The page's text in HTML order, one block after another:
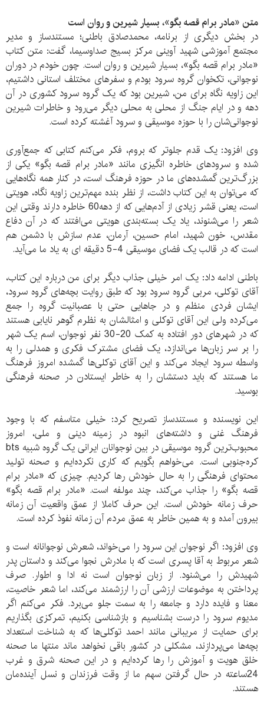
متن «مادر برام قصه بگو»، بسیار شیرین و روان است
در بخش دیگری از برنامه، محمدصادق باطنی؛ مستندساز و مدیر
مجتمع آموزشی شهید آوینی مرکز بسیج صداوسیما، گفت: متن کتاب
«مادر برام قصه بگو»، بسیار شیرین و روان است. چون خودم در دوران
نوجوانی، تکخوان گروه سرود بودم و سفرهای مختلف استانی داشتیم،
این زاویه نگاه برای من، شیرین بود که یک گروه سرود کشوری در آن
دهه و در ایام جنگ از محلی به محلی دیگر می‌رود و خاطرات شیرین
نوجوانی‌شان را با حوزه موسیقی و سرود آغشته کرده است.
وی افزود: یک قدم جلوتر که بروم، فکر می‌کنم کتابی که جمع‌آوری
شده و سرودهای خاطره انگیزی مانند «مادر برام قصه بگو» یکی از
بزرگ‌ترین گمشده‌های ما در حوزه فرهنگ است، در کنار همه نگاه‌هایی
که می‌توان به این کتاب داشت، از نظر بنده مهم‌ترین زاویه نگاه، هویتی
است، یعنی قشر زیادی از آدم‌هایی که از دهه60 خاطره دارند وقتی این
شعر را می‌شنوند، یاد یک بسته‌بندی هویتی می‌افتند که در آن دفاع
مقدس، خون شهید، امام حسین، آرمان، عدم سازش با دشمن هم
است که در قالب یک فضای موسیقی 4-5 دقیقه ای به یاد ما می‌آید.
باطنی ادامه داد: یک امر خیلی جذاب دیگر برای من درباره این کتاب،
آقای توکلی، مربی گروه سرود بود که طبق روایت بچه‌های گروه سرود،
ایشان فردی منظم و در جاهایی حتی با عصبانیت گروه را جمع
می‌کرده ولی این آقای توکلی و امثالشان به نظرم گوهر نایابی هستند
که در شهرهای دور افتاده به کمک 20-30 نفر نوجوان، اسم یک شهر
را بر سر زبان‌ها می‌اندازد، یک فضای مشترک فکری و همدلی را به
واسطه سرود ایجاد می‌کند و این آقای توکلی‌ها گمشده امروز فرهنگ
ما هستند که باید دستشان را به خاطر ایستادن در صحنه فرهنگی
بوسید.
این نویسنده و مستندساز تصریح کرد: خیلی متاسفم که با وجود
فرهنگ غنی و داشته‌های انبوه در زمینه دینی و ملی، امروز
محبوب‌ترین گروه موسیقی در بین نوجوانان ایرانی یک گروه شبیه bts
کره‌جنوبی است. می‌خواهم بگویم که کاری نکرده‌ایم و صحنه تولید
محتوای فرهنگی را به حال خودش رها کردیم. چیزی که «مادر برام
قصه بگو» را جذاب می‌کند، چند مولفه است. «مادر برام قصه بگو»
حرف زمانه خودش است. این حرف کاملا از عمق واقعیت آن زمانه
بیرون آمده و به همین خاطر به عمق مردم آن زمانه نفوذ کرده است.
وی افزود: اگر نوجوان این سرود را می‌خواند، شعرش نوجوانانه است و
شعر مربوط به آقا پسری است که با مادرش نجوا می‌کند و داستان پدر
شهیدش را می‌شنود. از زبان نوجوان است نه ادا و اطوار. صرف
پرداختن به موضوعات ارزشی آن را ارزشمند می‌کند، اما شعر خاصیت،
معنا و فایده دارد و جامعه را به سمت جلو می‌برد. فکر می‌کنم اگر
مدیوم سرود را درست بشناسیم و بازشناسی بکنیم، تمرکزی بگذاریم
برای حمایت از مریبانی مانند احمد توکلی‌ها که به شناخت استعداد
بچه‌ها می‌پردازند، مشکلی در کشور باقی نخواهد ماند منتها ما صحنه
خلق هویت و آموزش را رها کرده‌ایم و در این صحنه شرق و غرب
24ساعته در حال گرفتن سهم ما از وقت فرزندان و نسل آینده‌مان
هستند.